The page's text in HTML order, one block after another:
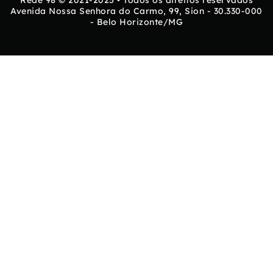
Avenida Nossa Senhora do Carmo, 99, Sion - 30.330-000
- Belo Horizonte/MG